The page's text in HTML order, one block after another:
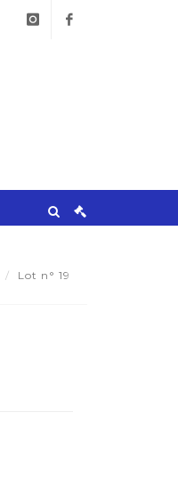
Lot n° 19